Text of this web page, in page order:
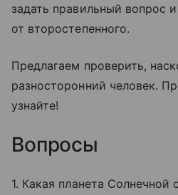
задать правильный вопрос
от второстепенного.
Предлагаем проверить,
разносторонний человек.
узнайте!
Вопросы
1. Какая планета Солнечной